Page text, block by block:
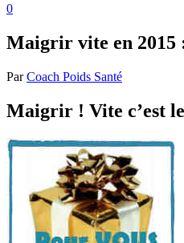
0
Maigrir vite en 2015 :
ParCoach Poids Santé
Maigrir ! Vite c’est